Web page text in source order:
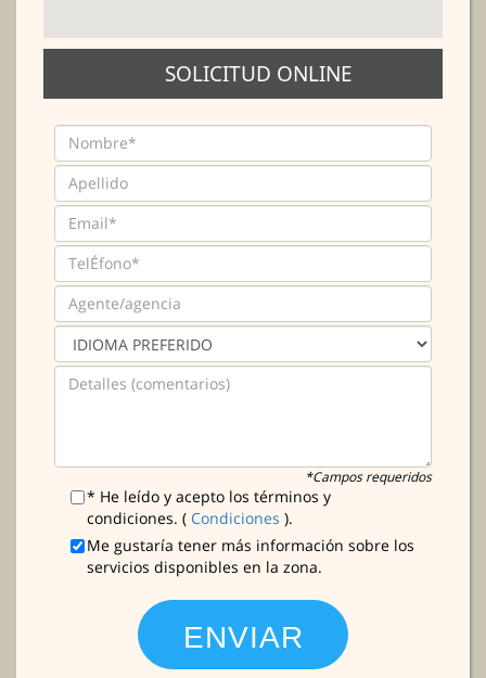
SOLICITUD ONLINE
*Campos requeridos
* He leído y acepto los términos y
condiciones. ( Condiciones ).
Me gustaría tener más información sobre los
servicios disponibles en la zona.